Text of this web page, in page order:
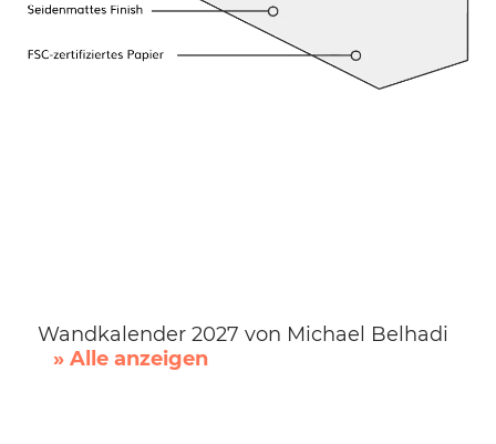
Wandkalender 2027 von Michael Belhadi
» Alle anzeigen